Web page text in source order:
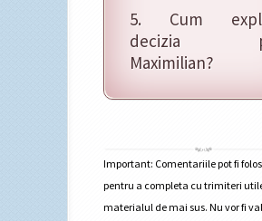
5. Cum
decizia
Maximilian?
Important: Comentariile pot fi
pentru a completa cu trimiteri
materialul de mai sus. Nu vor fi